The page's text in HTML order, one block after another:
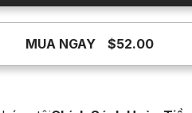
MUA NGAY $52.00